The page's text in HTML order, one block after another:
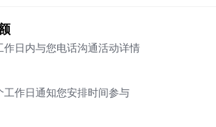
日内与您电话沟通活动详情
作日通知您安排时间参与